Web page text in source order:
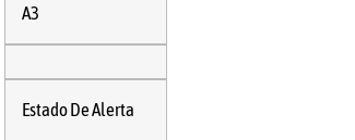
A3
Estado De Alerta